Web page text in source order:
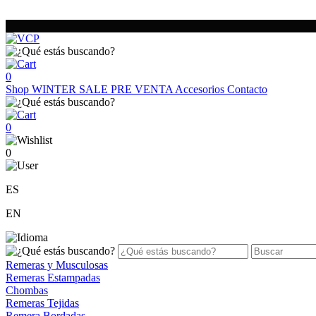
0
Shop WINTER SALE PRE VENTA Accesorios Contacto
0
0
ES
EN
Remeras y Musculosas
Remeras Estampadas
Chombas
Remeras Tejidas